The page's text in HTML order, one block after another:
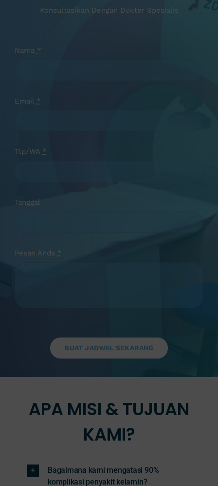
Konsultasikan Dengan Dokter Spesialis
Nama *
Email *
Tlp/WA *
Tanggal
Pesan Anda *
BUAT JADWAL SEKARANG
APA MISI & TUJUAN
KAMI?
Bagaimana kami mengatasi 90%
komplikasi penyakit kelamin?